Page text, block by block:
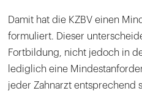
Damit hat die KZBV einen
formuliert. Dieser
Fortbildung, nicht jedoch in
lediglich eine
jeder Zahnarzt entsprechend